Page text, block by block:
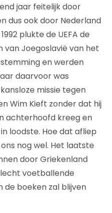
jaar feitelijk door
dus ook door Nederland
plukte de UEFA de
van Joegoslavië van het
en werden
daarvoor was
missie tegen
Wim Kieft zonder dat hij
achterhoofd kreeg en
loodste. Hoe dat afliep
nog wel. Het laatste
door Griekenland
voetballende
de boeken zal blijven